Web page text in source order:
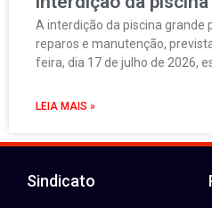
A interdição da piscina grande
reparos e manutenção,
feira, dia 17 de julho de 2026,
LEIA MAIS »
Sindicato